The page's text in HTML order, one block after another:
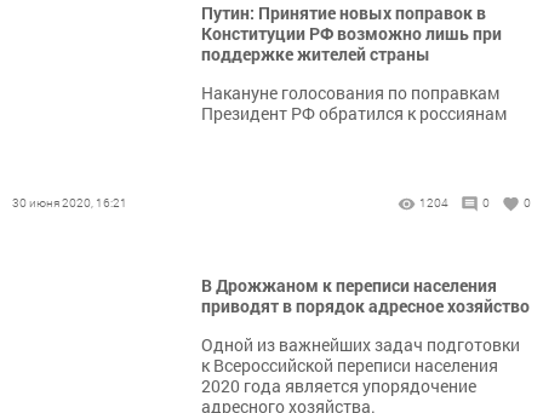
Путин: Принятие новых поправок в
Конституции РФ возможно лишь при
поддержке жителей страны
Накануне голосования по поправкам
Президент РФ обратился к россиянам
30 июня 2020, 16:21 1204 0 0
В Дрожжаном к переписи населения
приводят в порядок адресное хозяйство
Одной из важнейших задач подготовки
к Всероссийской переписи населения
2020 года является упорядочение
адресного хозяйства.